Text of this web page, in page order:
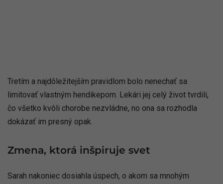
Tretím a najdôležitejším pravidlom bolo nenechať sa
limitovať vlastným hendikepom. Lekári jej celý život tvrdili,
čo všetko kvôli chorobe nezvládne, no ona sa rozhodla
dokázať im presný opak.
Zmena, ktorá inšpiruje svet
Sarah nakoniec dosiahla úspech, o akom sa mnohým